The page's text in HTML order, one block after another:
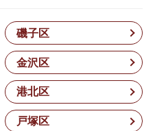
磯子区
金沢区
港北区
戸塚区